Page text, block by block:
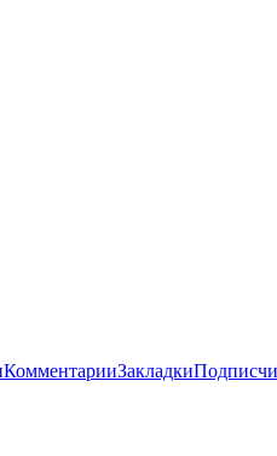
КомментарииЗакладки